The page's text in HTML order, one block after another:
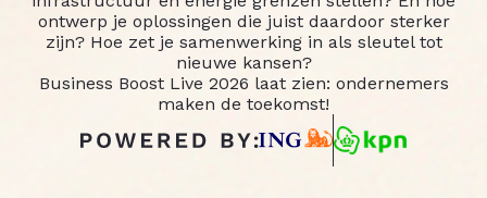
ontwerp je oplossingen die juist daardoor sterker
zijn? Hoe zet je samenwerking in als sleutel tot
nieuwe kansen?
Business Boost Live 2026 laat zien: ondernemers
maken de toekomst!